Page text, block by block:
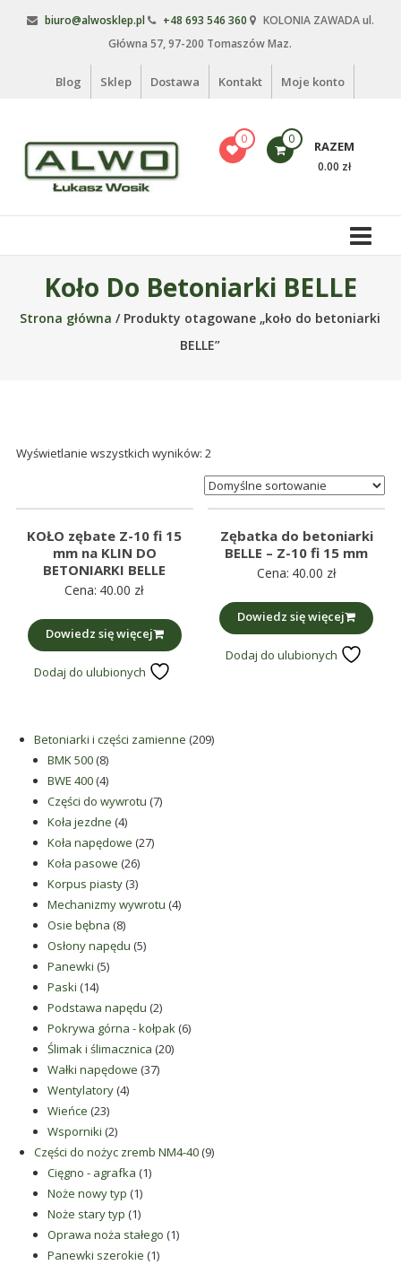
biuro@alwosklep.pl +48 693 546 360
KOLONIA ZAWADA ul.
Główna 57, 97-200 Tomaszów Maz.
Blog Sklep Dostawa Kontakt Moje konto
Alwo
sklep
meble
maszynowe.
rodzaju
części
maszyn
także
0 0 RAZEM
0.00 zł
Koło Do Betoniarki BELLE
Strona główna / Produkty otagowane „koło do betoniarki
BELLE”
Wyświetlanie wszystkich wyników: 2
KOŁO zębate Z-10 fi 15
mm na KLIN DO
BETONIARKI BELLE
Cena: 40.00 zł
Dowiedz się więcej
Dodaj do ulubionych
Zębatka do betoniarki
BELLE – Z-10 fi 15 mm
Cena: 40.00 zł
Dowiedz się więcej
Dodaj do ulubionych
Betoniarki i części zamienne 209209
BMK 500 88
produktów
BWE 400 44
produkty
Części do wywrotu 77
Koła jezdne 44
produkty
Koła napędowe 2727
Koła pasowe 2626
produktów
Korpus piasty 33
produkty
Mechanizmy wywrotu 44
Osie bębna 88
produktów
Osłony napędu 55
Panewki 55
Paski 1414
produktów
Podstawa napędu 22
produkty
Pokrywa górna - kołpak 66
Ślimak i ślimacznica 2020
Wałki napędowe 3737
Wentylatory 44
Wieńce 2323
produkty
Wsporniki 22
produkty
Części do nożyc zremb NM4-40 99
Cięgno - agrafka 11
Noże nowy typ 11
produkt
Noże stary typ 11
produkt
Oprawa noża stałego 11
Panewki szerokie 11